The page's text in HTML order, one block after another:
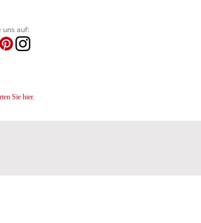
uns auf:
Sie hier.